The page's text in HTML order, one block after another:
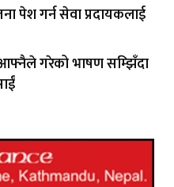
पेश गर्न सेवा प्रदायकलाई
गरेको भाषण सम्झिँदा